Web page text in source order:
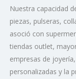
Nuestra capacidad
piezas, pulseras,
asoció con
tiendas outlet,
empresas de
personalizadas y la